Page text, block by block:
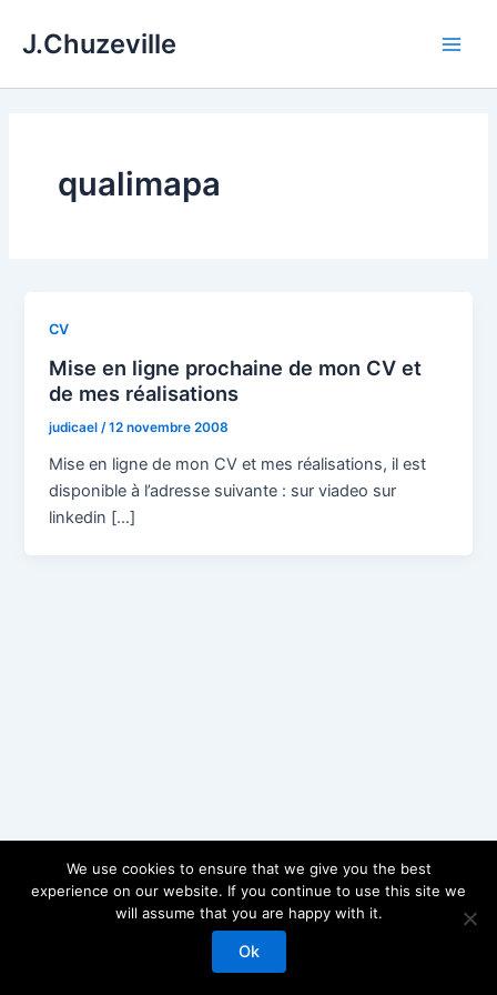
J.Chuzeville
qualimapa
CV
Mise en ligne prochaine de mon CV et
de mes réalisations
judicael/12 novembre 2008
Mise en ligne de mon CV et mes réalisations, il est
disponible à l’adresse suivante : sur viadeo sur
linkedin […]
Copyright © 2026 J.Chuzeville | Propulsé parThème WordPress
Astra
We use cookies to ensure that we give you the best
experience on our website. If you continue to use this site we
will assume that you are happy with it.
Ok